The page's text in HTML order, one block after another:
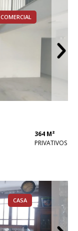
COMERCIAL
364 M²
PRIVATIVOS
CASA